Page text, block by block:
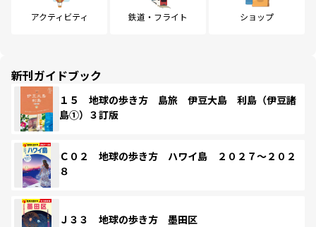
アクティビティ 鉄道・フライト ショップ
新刊ガイドブック
１５ 地球の歩き方 島旅 伊豆大島 利島（伊豆諸
島①）３訂版
Ｃ０２ 地球の歩き方 ハワイ島 ２０２７～２０２
８
Ｊ３３ 地球の歩き方 墨田区